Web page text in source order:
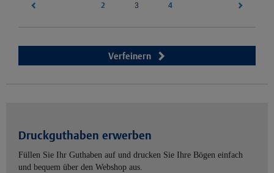
2 3 4
Verfeinern
Druckguthaben erwerben
Füllen Sie Ihr Guthaben auf und drucken Sie Ihre Bögen einfach
und bequem über den Webshop aus.